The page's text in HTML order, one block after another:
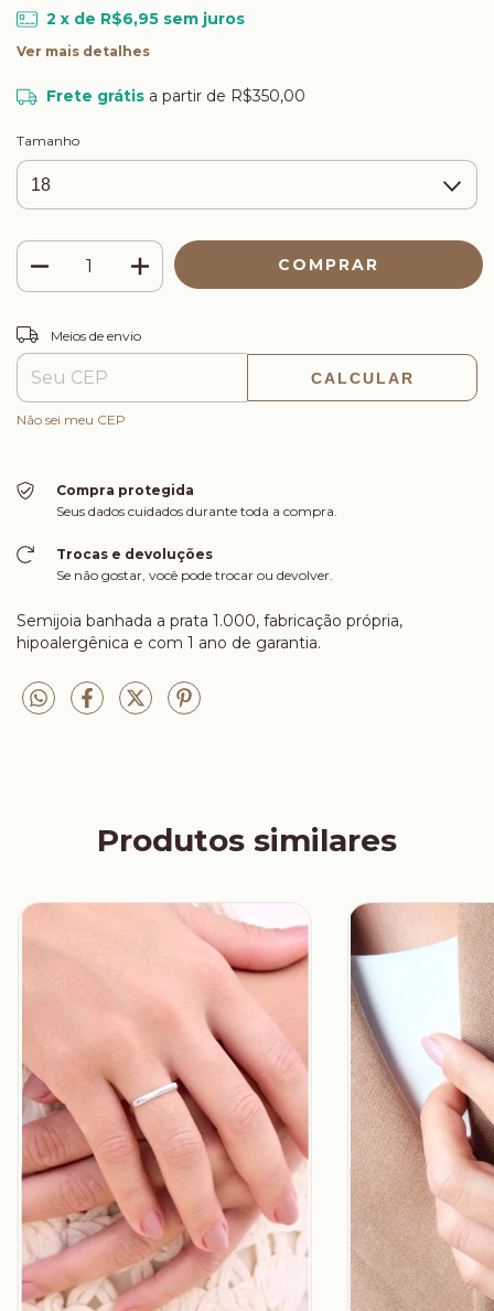
2 x de R$6,95 sem juros
Ver mais detalhes
Frete grátis a partir de R$350,00
Tamanho
Entregas para o CEP:
Meios de envio
CALCULAR
Não sei meu CEP
Compra protegida
Seus dados cuidados durante toda a compra.
Trocas e devoluções
Se não gostar, você pode trocar ou devolver.
Semijoia banhada a prata 1.000, fabricação própria,
hipoalergênica e com 1 ano de garantia.
Produtos similares